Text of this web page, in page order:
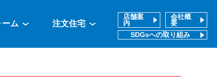
ーム 注文住宅
店舗案
内
会社概
要
SDGsへの取り組み